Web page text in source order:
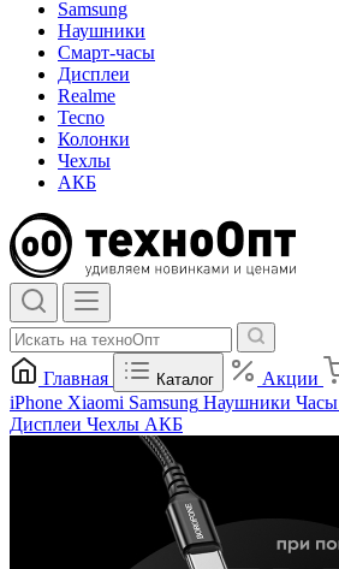
Samsung
Наушники
Смарт-часы
Дисплеи
Realme
Tecno
Колонки
Чехлы
АКБ
Главная Каталог Акции
iPhone Xiaomi Samsung Наушники Часы
Дисплеи Чехлы АКБ